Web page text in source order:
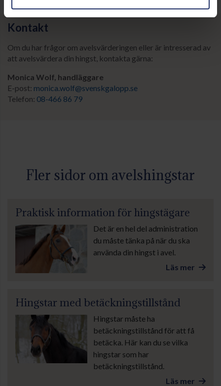
Kontakt
Om du har frågor om avelsvärderingen eller är intresserad av
att avelsvärdera din hingst, kontakta gärna:
Monica Wolf, handläggare
E-post: monica.wolf@svenskgalopp.se
Telefon: 08-466 86 79
Fler sidor om avelshingstar
Praktisk information för hingstägare
Det är en hel del administration
du måste tänka på när du ska
använda din hingst i avel.
Läs mer
Hingstar med betäckningstillstånd
Hingstar måste ha
betäckningstillstånd för att få
betäcka. Här kan du se vilka
hingstar som har
betäckningstillstånd.
Läs mer